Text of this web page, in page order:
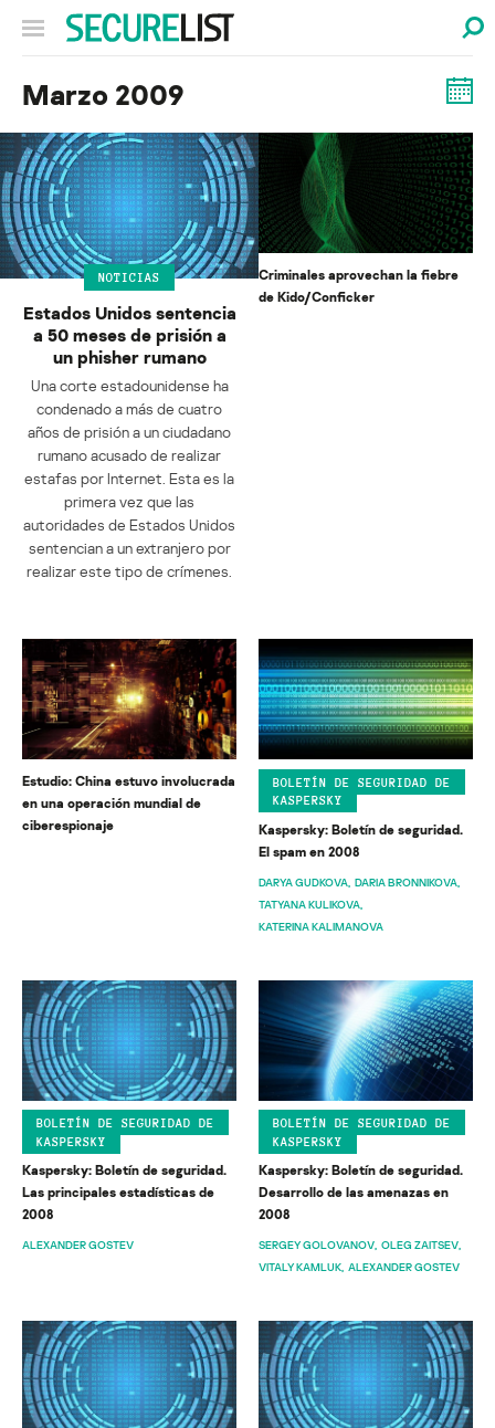
Marzo 2009
NOTICIAS
Estados Unidos sentencia
a 50 meses de prisión a
un phisher rumano
Una corte estadounidense ha
condenado a más de cuatro
años de prisión a un ciudadano
rumano acusado de realizar
estafas por Internet. Esta es la
primera vez que las
autoridades de Estados Unidos
sentencian a un extranjero por
realizar este tipo de crímenes.
Criminales aprovechan la fiebre
de Kido/Conficker
Estudio: China estuvo involucrada
en una operación mundial de
ciberespionaje
BOLETÍN DE SEGURIDAD DE
KASPERSKY
Kaspersky: Boletín de seguridad.
El spam en 2008
DARYA GUDKOVA DARIA BRONNIKOVA
TATYANA KULIKOVA
KATERINA KALIMANOVA
BOLETÍN DE SEGURIDAD DE
KASPERSKY
Kaspersky: Boletín de seguridad.
Las principales estadísticas de
2008
ALEXANDER GOSTEV
BOLETÍN DE SEGURIDAD DE
KASPERSKY
Kaspersky: Boletín de seguridad.
Desarrollo de las amenazas en
2008
SERGEY GOLOVANOV OLEG ZAITSEV
VITALY KAMLUK ALEXANDER GOSTEV